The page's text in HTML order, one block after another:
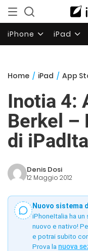
iPhone iPad
Home / iPad / App
Inotia 4:
Berkel –
di
Denis Dosi
12 Maggio 2012
Nuovo sistema
iPhoneItalia ha
nuovo e nativo!
e potrai subito
Prova la nuova